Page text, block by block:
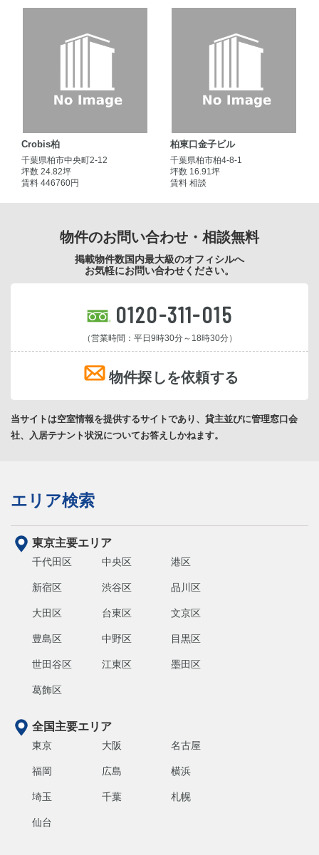
Crobis柏
千葉県柏市中央町2-12
坪数 24.82坪
賃料 446760円
柏東口金子ビル
千葉県柏市柏4-8-1
坪数 16.91坪
賃料 相談
物件のお問い合わせ・相談無料
掲載物件数国内最大級のオフィシルへ
お気軽にお問い合わせください。
0120-311-015
（営業時間：平日9時30分～18時30分）
物件探しを依頼する
当サイトは空室情報を提供するサイトであり、貸主並びに管理窓口会
社、入居テナント状況についてお答えしかねます。
エリア検索
東京主要エリア
千代田区 中央区 港区
新宿区 渋谷区 品川区
大田区 台東区 文京区
豊島区 中野区 目黒区
世田谷区 江東区 墨田区
葛飾区
全国主要エリア
東京 大阪 名古屋
福岡 広島 横浜
埼玉 千葉 札幌
仙台